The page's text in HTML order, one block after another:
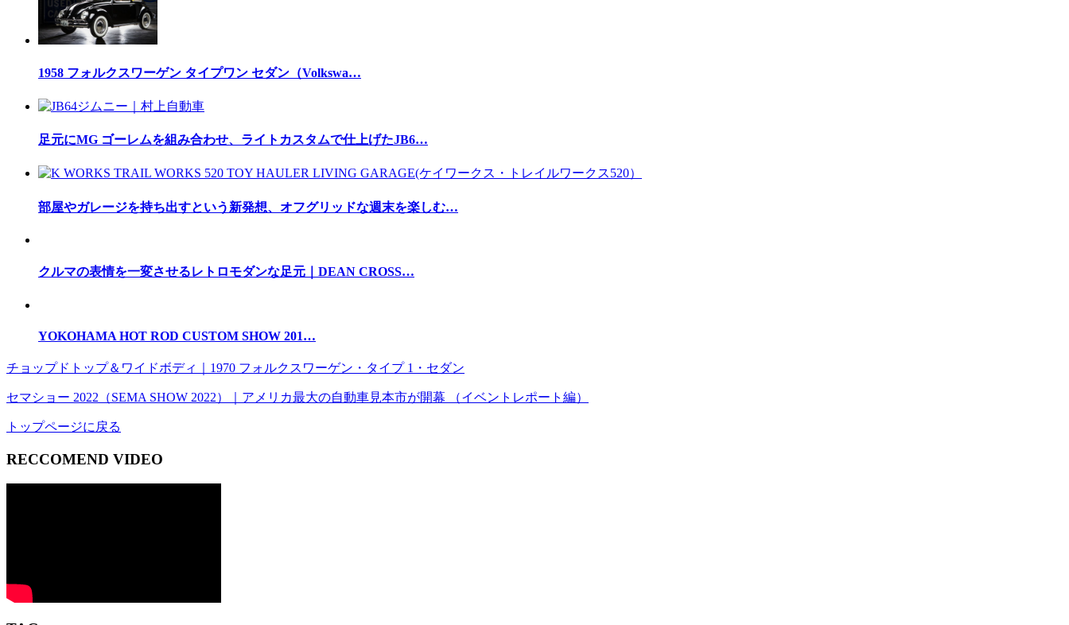
1958 フォルクスワーゲン タイプワン セダン（Volkswa…
足元にMG ゴーレムを組み合わせ、ライトカスタムで仕上げたJB6…
部屋やガレージを持ち出すという新発想、オフグリッドな週末を楽しむ…
クルマの表情を一変させるレトロモダンな足元｜DEAN CROSS…
YOKOHAMA HOT ROD CUSTOM SHOW 201…
チョップドトップ＆ワイドボディ｜1970 フォルクスワーゲン・タイプ 1・セダン
セマショー 2022（SEMA SHOW 2022）｜アメリカ最大の自動車見本市が開幕 （イベントレポート編）
トップページに戻る
RECCOMEND VIDEO